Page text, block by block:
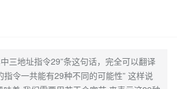
三地址指令29”条这句话，完全可以翻译
指令一共能有29种不同的可能性” 这样说